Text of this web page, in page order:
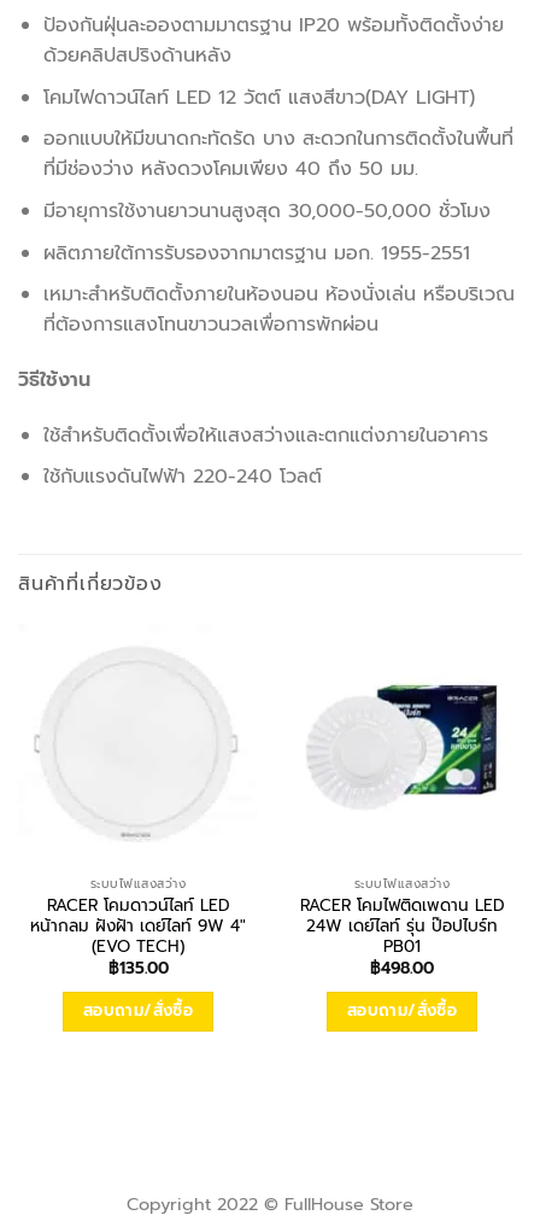
ป้องกันฝุ่นละอองตามมาตรฐาน IP20 พร้อมทั้งติดตั้งง่าย
ด้วยคลิปสปริงด้านหลัง
โคมไฟดาวน์ไลท์ LED 12 วัตต์ แสงสีขาว(DAY LIGHT)
ออกแบบให้มีขนาดกะทัดรัด บาง สะดวกในการติดตั้งในพื้นที่
ที่มีช่องว่าง หลังดวงโคมเพียง 40 ถึง 50 มม.
มีอายุการใช้งานยาวนานสูงสุด 30,000-50,000 ชั่วโมง
ผลิตภายใต้การรับรองจากมาตรฐาน มอก. 1955-2551
เหมาะสำหรับติดตั้งภายในห้องนอน ห้องนั่งเล่น หรือบริเวณ
ที่ต้องการแสงโทนขาวนวลเพื่อการพักผ่อน
วิธีใช้งาน
ใช้สำหรับติดตั้งเพื่อให้แสงสว่างและตกแต่งภายในอาคาร
ใช้กับแรงดันไฟฟ้า 220-240 โวลต์
สินค้าที่เกี่ยวข้อง
ระบบไฟแสงสว่าง
RACER โคมดาวน์ไลท์ LED
หน้ากลม ฝังฝ้า เดย์ไลท์ 9W 4″
(EVO TECH)
฿135.00
สอบถาม/สั่งซื้อ
ระบบไฟแสงสว่าง
RACER โคมไฟติดเพดาน LED
24W เดย์ไลท์ รุ่น ป๊อปไบร์ท
PB01
฿498.00
สอบถาม/สั่งซื้อ
Copyright 2022 © FullHouse Store